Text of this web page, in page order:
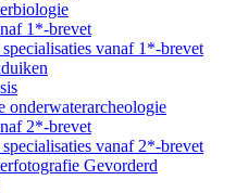
1*-brevet
vanaf 1*-brevet
onderwaterarcheologie
2*-brevet
vanaf 2*-brevet
Gevorderd